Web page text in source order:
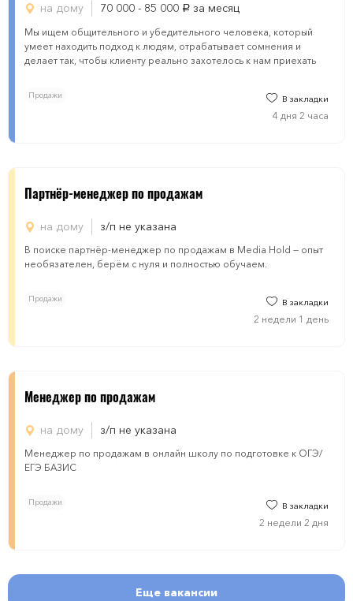
на дому 70 000 - 85 000 руб. за месяц
Мы ищем общительного и убедительного человека, который
умеет находить подход к людям, отрабатывает сомнения и
делает так, чтобы клиенту реально захотелось к нам приехать
Продажи В закладки
4 дня 2 часа
Партнёр-менеджер по продажам
на дому з/п не указана
В поиске партнёр-менеджер по продажам в Media Hold — опыт
необязателен, берём с нуля и полностью обучаем.
Продажи В закладки
2 недели 1 день
Менеджер по продажам
на дому з/п не указана
Менеджер по продажам в онлайн школу по подготовке к ОГЭ/
ЕГЭ БАЗИС
Продажи В закладки
2 недели 2 дня
Еще вакансии